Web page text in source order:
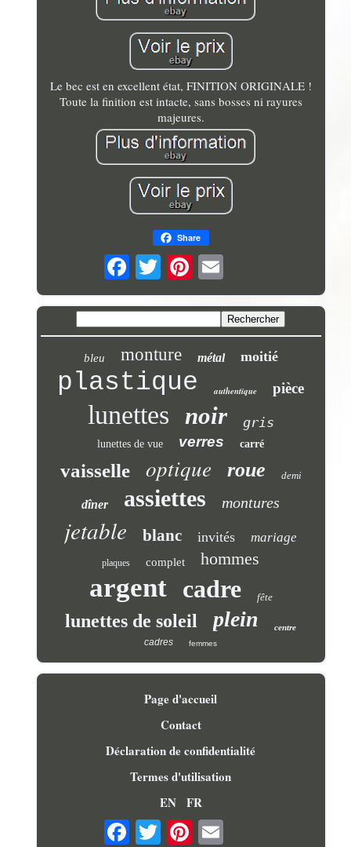
Le bec est en excellent état, FINITION ORIGINALE !
Toute la finition est intacte, sans bosses ni rayures
majeures.
Share
bleu monture métal moitié
plastique authentique pièce
lunettes noir gris
lunettes de vue verres carré
vaisselle optique roue demi
dîner assiettes montures
jetable blanc invités mariage
plaques complet hommes
argent cadre fête
lunettes de soleil plein centre
cadres femmes
Page d'accueil
Contact
Déclaration de confidentialité
Termes d'utilisation
EN FR